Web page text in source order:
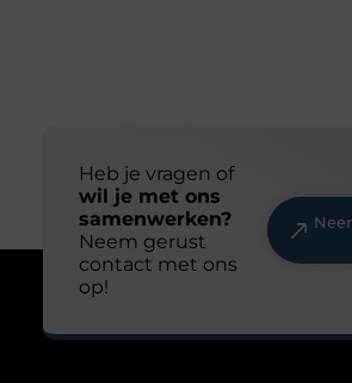
Heb je vragen of
wil je met ons
samenwerken?
Neem gerust
contact met ons
op!